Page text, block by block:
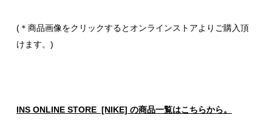
(＊商品画像をクリックするとオンラインストアよりご購入頂
けます。)
INS ONLINE STORE [NIKE] の商品一覧はこちらから。